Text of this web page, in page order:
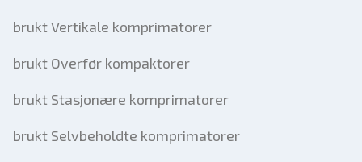
brukt Vertikale komprimatorer
brukt Overfør kompaktorer
brukt Stasjonære komprimatorer
brukt Selvbeholdte komprimatorer